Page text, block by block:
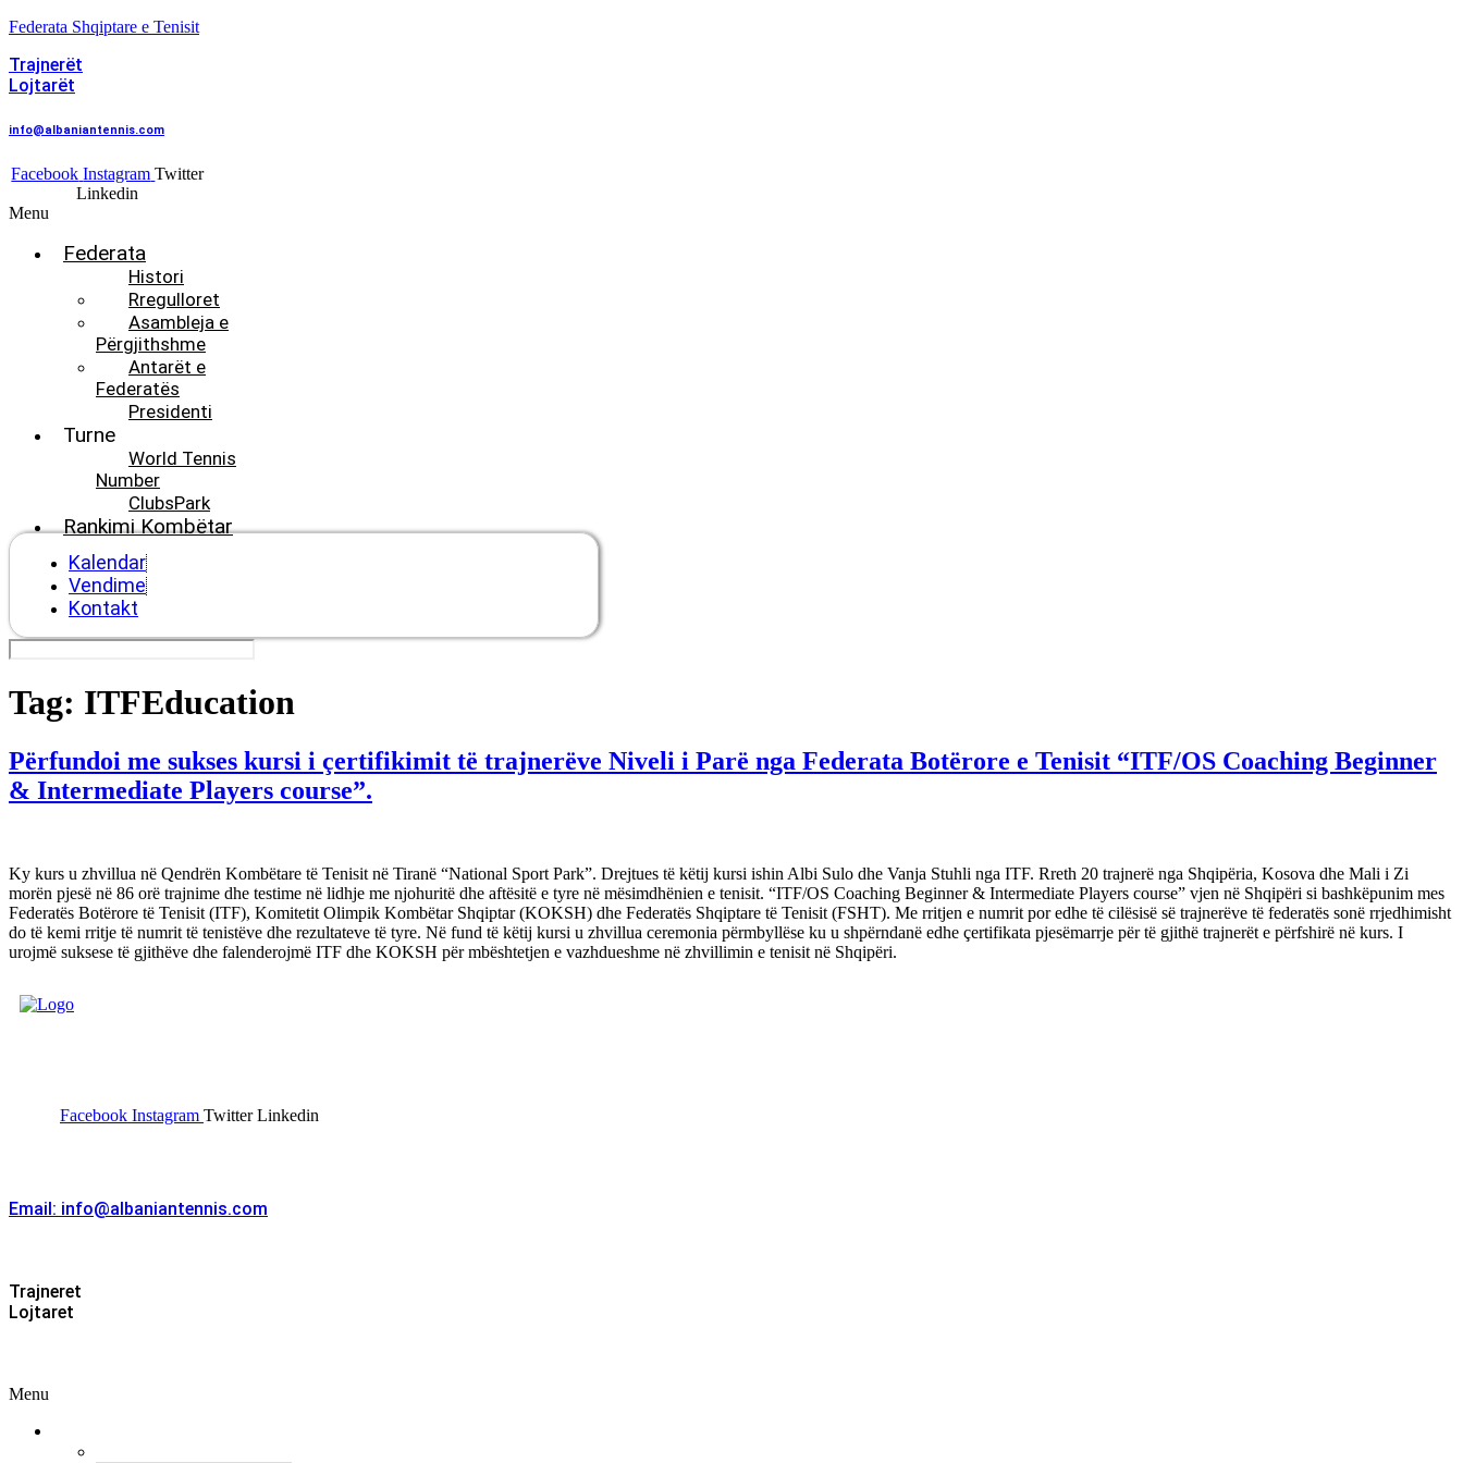
Federata Shqiptare e Tenisit
Trajnerët
Lojtarët
info@albaniantennis.com
Facebook Instagram Twitter
Linkedin
Menu
Federata
Histori
Rregulloret
Asambleja e
Përgjithshme
Antarët e
Federatës
Presidenti
Turne
World Tennis
Number
ClubsPark
Rankimi Kombëtar
Kalendar
Vendime
Kontakt
Tag: ITFEducation
Përfundoi me sukses kursi i çertifikimit të trajnerëve Niveli i Parë nga Federata Botërore e Tenisit “ITF/OS Coaching Beginner
& Intermediate Players course”.
Ky kurs u zhvillua në Qendrën Kombëtare të Tenisit në Tiranë “National Sport Park”. Drejtues të këtij kursi ishin Albi Sulo dhe Vanja Stuhli nga ITF. Rreth 20 trajnerë nga Shqipëria, Kosova dhe Mali i Zi
morën pjesë në 86 orë trajnime dhe testime në lidhje me njohuritë dhe aftësitë e tyre në mësimdhënien e tenisit. “ITF/OS Coaching Beginner & Intermediate Players course” vjen në Shqipëri si bashkëpunim mes
Federatës Botërore të Tenisit (ITF), Komitetit Olimpik Kombëtar Shqiptar (KOKSH) dhe Federatës Shqiptare të Tenisit (FSHT). Me rritjen e numrit por edhe të cilësisë së trajnerëve të federatës sonë rrjedhimisht
do të kemi rritje të numrit të tenistëve dhe rezultateve të tyre. Në fund të këtij kursi u zhvillua ceremonia përmbyllëse ku u shpërndanë edhe çertifikata pjesëmarrje për të gjithë trajnerët e përfshirë në kurs. I
urojmë suksese të gjithëve dhe falenderojmë ITF dhe KOKSH për mbështetjen e vazhdueshme në zhvillimin e tenisit në Shqipëri.
Facebook Instagram Twitter Linkedin
Email: info@albaniantennis.com
Trajneret
Lojtaret
Menu